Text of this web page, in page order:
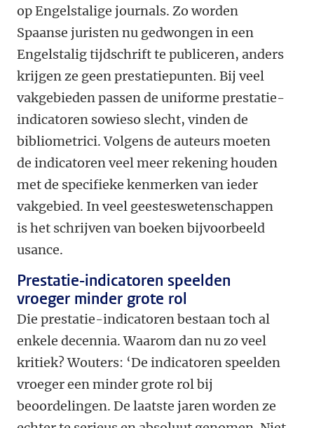
op Engelstalige journals. Zo worden
Spaanse juristen nu gedwongen in een
Engelstalig tijdschrift te publiceren, anders
krijgen ze geen prestatiepunten. Bij veel
vakgebieden passen de uniforme prestatie-
indicatoren sowieso slecht, vinden de
bibliometrici. Volgens de auteurs moeten
de indicatoren veel meer rekening houden
met de specifieke kenmerken van ieder
vakgebied. In veel geesteswetenschappen
is het schrijven van boeken bijvoorbeeld
usance.
Prestatie-indicatoren speelden
vroeger minder grote rol
Die prestatie-indicatoren bestaan toch al
enkele decennia. Waarom dan nu zo veel
kritiek? Wouters: ‘De indicatoren speelden
vroeger een minder grote rol bij
beoordelingen. De laatste jaren worden ze